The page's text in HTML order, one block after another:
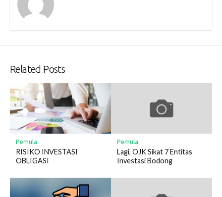
Related Posts
Pemula
RISIKO INVESTASI
OBLIGASI
Pemula
Lagi, OJK Sikat 7 Entitas
Investasi Bodong